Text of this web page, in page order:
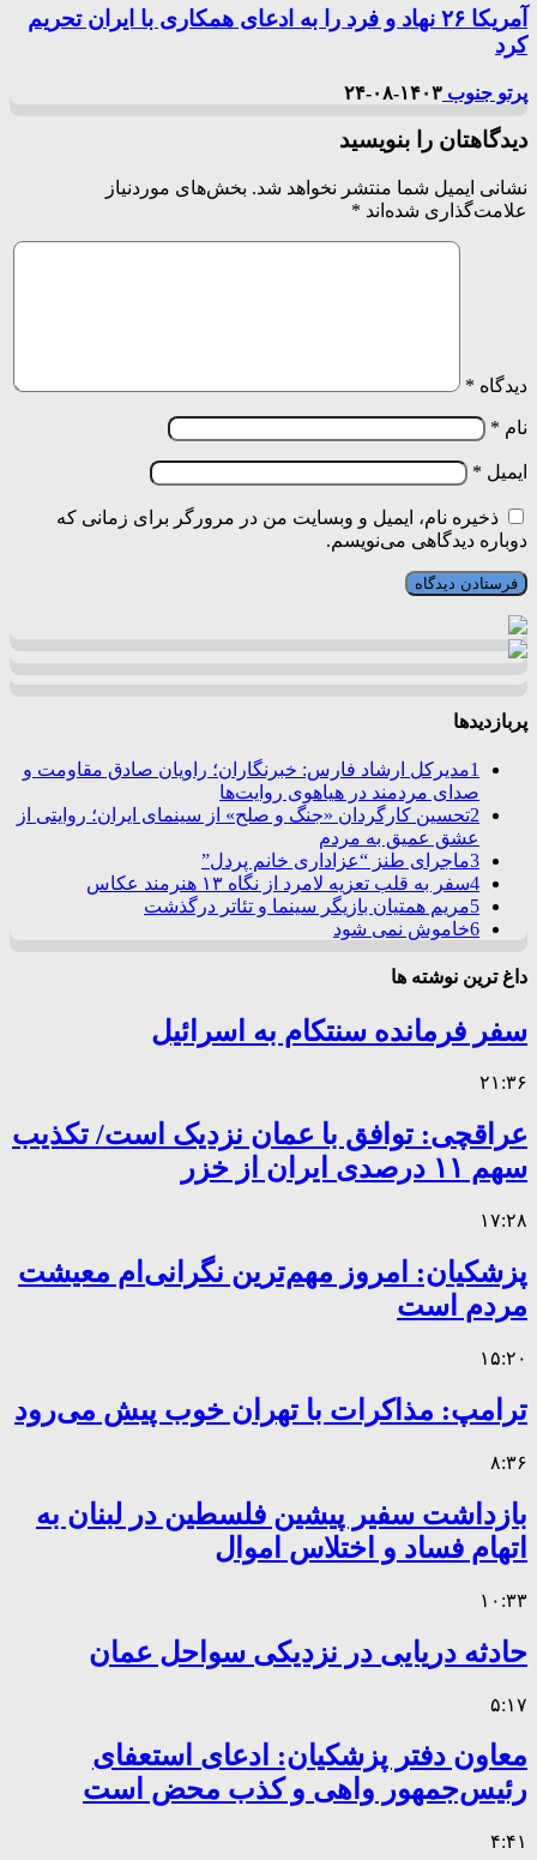
آمریکا ۲۶ نهاد و فرد را به ادعای همکاری با ایران تحریم
کرد
پرتو جنوب ۱۴۰۳-۰۸-۲۴
دیدگاهتان را بنویسید
نشانی ایمیل شما منتشر نخواهد شد. بخش‌های موردنیاز
علامت‌گذاری شده‌اند *
دیدگاه *
نام *
ایمیل *
ذخیره نام، ایمیل و وبسایت من در مرورگر برای زمانی که
دوباره دیدگاهی می‌نویسم.
پربازدیدها
1مدیرکل ارشاد فارس: خبرنگاران؛ راویان صادق مقاومت و
صدای مردمند در هیاهوی روایت‌ها
2تحسین کارگردان «جنگ و صلح» از سینمای ایران؛ روایتی از
عشق عمیق به مردم
3ماجرای طنز “عزاداری خانم پردل”
4سفر به قلب تعزیه لامرد از نگاه ۱۳ هنرمند عکاس
5مریم همتیان بازیگر سینما و تئاتر درگذشت
6خاموش نمی شود
داغ ترین نوشته ها
سفر فرمانده سنتکام به اسرائیل
۲۱:۳۶
عراقچی: توافق با عمان نزدیک است/ تکذیب
سهم ۱۱ درصدی ایران از خزر
۱۷:۲۸
پزشکیان: امروز مهم‌ترین نگرانی‌ام معیشت
مردم است
۱۵:۲۰
ترامپ: مذاکرات با تهران خوب پیش می‌رود
۸:۳۶
بازداشت سفیر پیشین فلسطین در لبنان به
اتهام فساد و اختلاس اموال
۱۰:۳۳
حادثه دریایی در نزدیکی سواحل عمان
۵:۱۷
معاون دفتر پزشکیان: ادعای استعفای
رئیس‌جمهور واهی و کذب محض است
۴:۴۱